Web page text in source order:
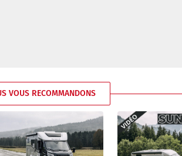
VOUS RECOMMANDONS